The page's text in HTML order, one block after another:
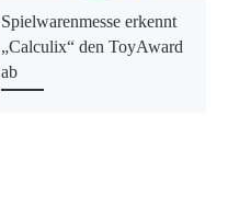
Spielwarenmesse erkennt
„Calculix“ den ToyAward
ab